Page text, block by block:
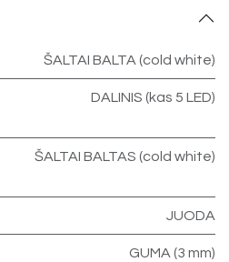
ŠALTAI BALTA (cold white)
DALINIS (kas 5 LED)
ŠALTAI BALTAS (cold white)
JUODA
GUMA (3 mm)